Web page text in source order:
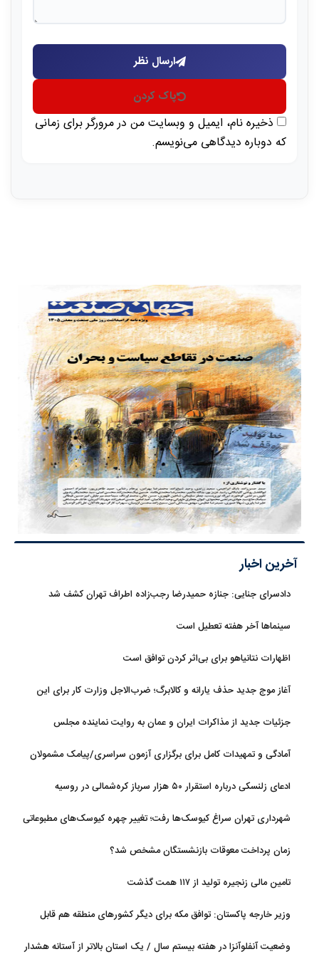
ارسال نظر
پاک کردن
ذخیره نام، ایمیل و وبسایت من در مرورگر برای زمانی
که دوباره دیدگاهی می‌نویسم.
آخرین اخبار
دادسرای جنایی: جنازه حمیدرضا رجب‌زاده اطراف تهران کشف شد
سینماها آخر هفته تعطیل است
اظهارات نتانیاهو برای بی‌اثر کردن توافق است
آغاز موج جدید حذف یارانه و کالابرگ؛ ضرب‌الاجل وزارت کار برای این
جزئیات جدید از مذاکرات ایران و عمان به روایت نماینده مجلس
آمادگی و تمهیدات کامل برای برگزاری آزمون سراسری/پیامک مشمولان
ادعای زلنسکی درباره استقرار ۵۰ هزار سرباز کره‌شمالی در روسیه
شهرداری تهران سراغ کیوسک‌ها رفت؛ تغییر چهره کیوسک‌های مطبوعاتی
زمان پرداخت معوقات بازنشستگان مشخص شد؟
تامین مالی زنجیره تولید از ۱۱۷ همت گذشت
وزیر خارجه پاکستان: توافق مکه برای دیگر کشورهای منطقه هم قابل
وضعیت آنفلوآنزا در هفته بیستم سال / یک استان بالاتر از آستانه هشدار